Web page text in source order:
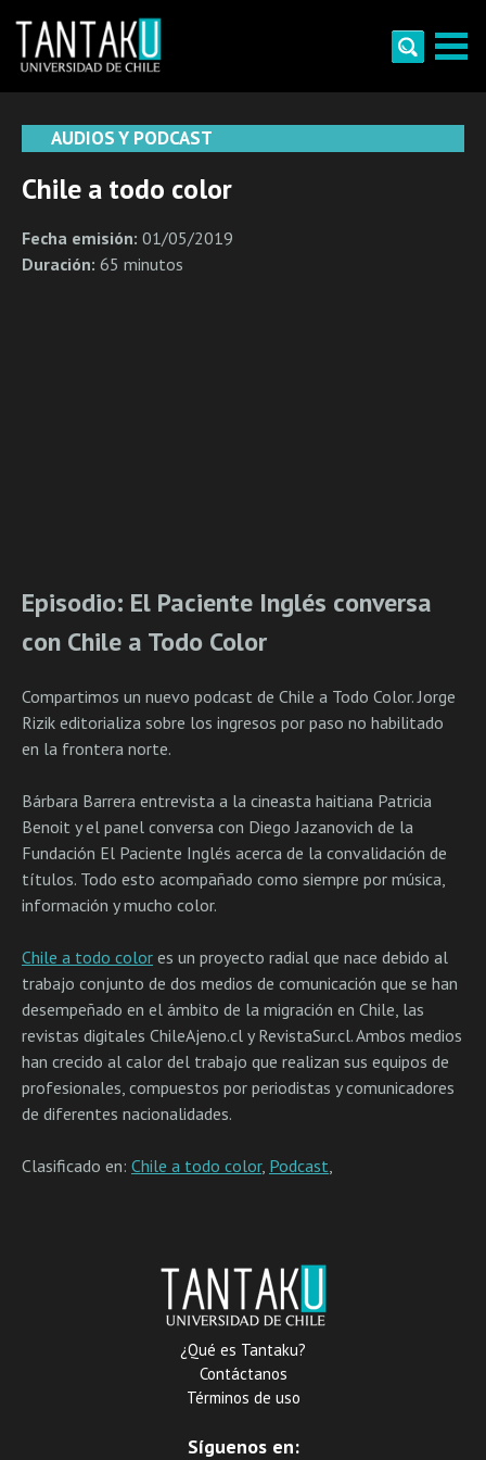
content
AUDIOS Y PODCAST
Chile a todo color
Fecha emisión: 01/05/2019
Duración: 65 minutos
Episodio: El Paciente Inglés conversa
con Chile a Todo Color
Compartimos un nuevo podcast de Chile a Todo Color. Jorge
Rizik editorializa sobre los ingresos por paso no habilitado
en la frontera norte.
Bárbara Barrera entrevista a la cineasta haitiana Patricia
Benoit y el panel conversa con Diego Jazanovich de la
Fundación El Paciente Inglés acerca de la convalidación de
títulos. Todo esto acompañado como siempre por música,
información y mucho color.
Chile a todo color es un proyecto radial que nace debido al
trabajo conjunto de dos medios de comunicación que se han
desempeñado en el ámbito de la migración en Chile, las
revistas digitales ChileAjeno.cl y RevistaSur.cl. Ambos medios
han crecido al calor del trabajo que realizan sus equipos de
profesionales, compuestos por periodistas y comunicadores
de diferentes nacionalidades.
Clasificado en: Chile a todo color, Podcast,
¿Qué es Tantaku?
Contáctanos
Términos de uso
Síguenos en: